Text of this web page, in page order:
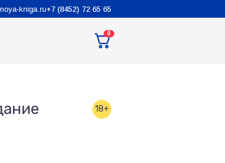
kniga.ru+7 (8452) 72 65 65
0
18+